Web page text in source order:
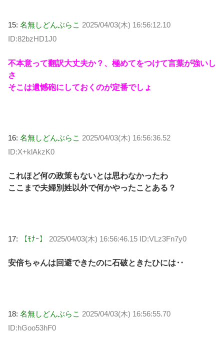
15: 名無しどんぶらこ 2025/04/03(木) 16:56:12.10
ID:82bzHD1J0
不本意って翻訳大丈夫か？、極めてをつけて言葉が強いし
さ
そこは遺憾砲にしておくのが定番でしょ
16: 名無しどんぶらこ 2025/04/03(木) 16:56:36.52
ID:X+klAkzK0
これほど何の政策もないとは思わなかったわ
ここまで夫婦別姓以外で何かやったことある？
17: 【ﾓﾅｰ】 2025/04/03(木) 16:56:46.15 ID:VLz3Fn7y0
安倍ちゃんは回避できたのに石破ときたひには‥
18: 名無しどんぶらこ 2025/04/03(木) 16:56:55.70
ID:hGoo53hF0